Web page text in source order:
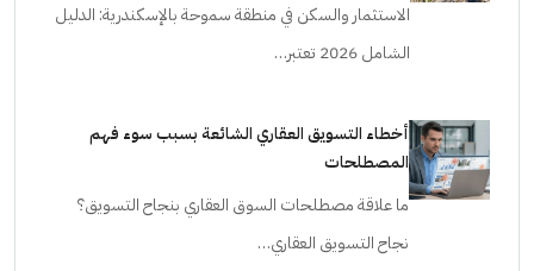
الاستثمار والسكن في منطقة سموحة بالإسكندرية: الدليل
الشامل 2026 تعتبر…
أخطاء التسويق العقاري الشائعة بسبب سوء فهم
المصطلحات
ما علاقة مصطلحات السوق العقاري بنجاح التسويق؟
نجاح التسويق العقاري…